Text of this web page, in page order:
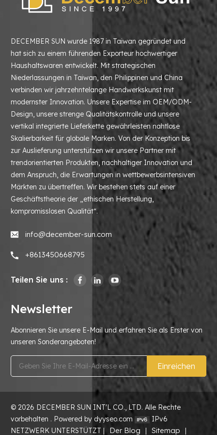
DECEMBER SUN wurde 1987 in Taiwan gegründet und
hat sich zu einem führenden Exporteur hochwertiger
Haushaltswaren entwickelt. Mit strategischen
Niederlassungen in Taiwan, den Philippinen und China
verbinden wir jahrzehntelange Handwerkskunst mit
modernster Innovation. Unsere Expertise im OEM/ODM-
Design, unsere strenge Qualitätskontrolle und unsere
vertikal integrierte Lieferkette gewährleisten nahtlose
Skalierbarkeit für globale Marken. Von der Konzeption bis
zur Auslieferung unterstützen wir unsere Partner mit
trendorientierten Produkten, nachhaltiger Innovation und
dem Anspruch, die Erwartungen in wettbewerbsintensiven
Märkten zu übertreffen. Wir bestehen stets auf einer
Geschäftstheorie der „ethischen Herstellung,
kompromisslosen Qualität“.
info@december-sun.com
+8613450668795
Teilen Sie uns :
Newsletter
Abonnieren Sie unsere E-Mail und erfahren Sie als Erster von
unseren Sonderangeboten!
Einreichen
© 2026 DECEMBER SUN INT'L CO., LTD. Alle Rechte
vorbehalten . Powered by dyyseo.com
IPv6
NETZWERK UNTERSTÜTZT |
Der Blog | Sitemap |